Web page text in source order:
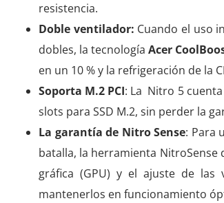
resistencia.
Doble ventilador: Cuando el uso
dobles, la tecnologíaAcer
en un 10 % y la refrigeración de la
Soporta M.2 PCI: La Nitro 5
slots para SSD M.2, sin perder la
La garantía de Nitro Sense: Para
batalla, la herramienta
gráfica (GPU) y el ajuste de las
mantenerlos en funcionamiento